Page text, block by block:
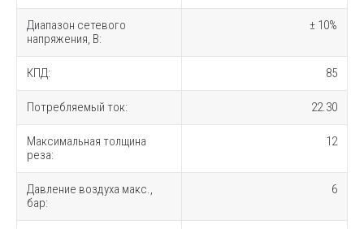
Диапазон сетевого
напряжения, В:
± 10%
КПД: 85
Потребляемый ток: 22.30
Максимальная толщина
реза:
12
Давление воздуха макс.,
бар:
6